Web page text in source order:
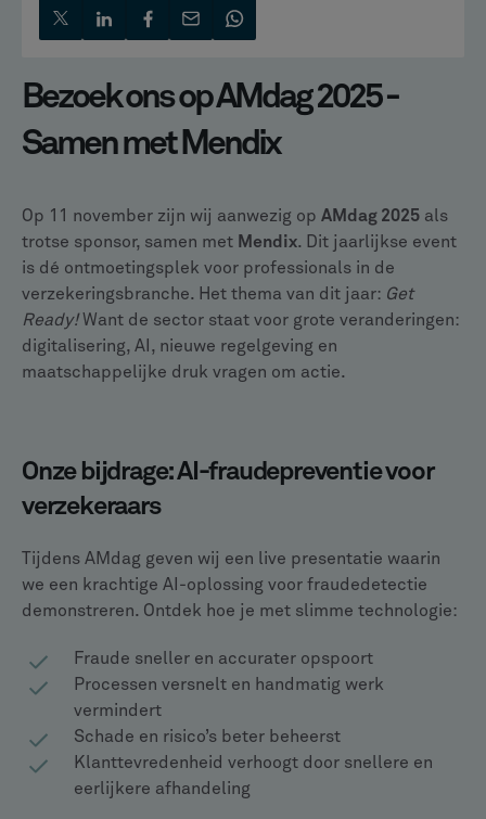
Bezoek ons op AMdag 2025 -
Samen met Mendix
Op 11 november zijn wij aanwezig op AMdag 2025 als
trotse sponsor, samen met Mendix. Dit jaarlijkse event
is dé ontmoetingsplek voor professionals in de
verzekeringsbranche. Het thema van dit jaar: Get
Ready!Want de sector staat voor grote veranderingen:
digitalisering, AI, nieuwe regelgeving en
maatschappelijke druk vragen om actie.
Onze bijdrage: AI-fraudepreventie voor
verzekeraars
Tijdens AMdag geven wij een live presentatie waarin
we een krachtige AI-oplossing voor fraudedetectie
demonstreren. Ontdek hoe je met slimme technologie:
Fraude sneller en accurater opspoort
Processen versnelt en handmatig werk
vermindert
Schade en risico’s beter beheerst
Klanttevredenheid verhoogt door snellere en
eerlijkere afhandeling